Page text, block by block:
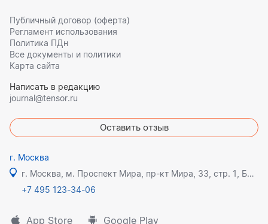
Публичный договор (оферта)
Регламент использования
Политика ПДн
Все документы и политики
Карта сайта
Написать в редакцию
journal@tensor.ru
Оставить отзыв
г. Москва
г. Москва, м. Проспект Мира, пр-кт Мира, 33, стр. 1, БЦ Олимпик плаза
+7 495 123-34-06
App Store Google Play